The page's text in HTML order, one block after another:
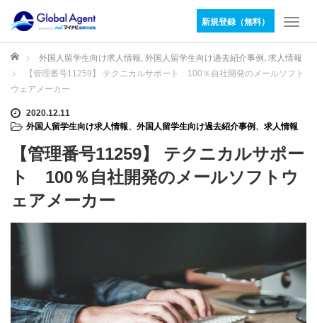
新規登録（無料）
T
g
g
a
i
g
a
ホーム 外国人留学生向け求人情報, 外国人留学生向け過去紹介事例 , 求人情報
【管理番号11259】 テクニカルサポート 100％自社開発のメールソフト
ウェアメーカー
2020.12.11
外国人留学生向け求人情報、 外国人留学生向け過去紹介事例 、 求人情報
【管理番号11259】 テクニカルサポー
ト 100％自社開発のメールソフトウ
ェアメーカー